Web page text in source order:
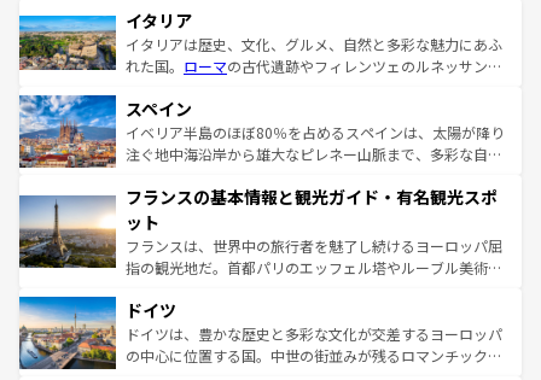
イタリア
イタリアは歴史、文化、グルメ、自然と多彩な魅力にあふ
れた国。 ローマの古代遺跡やフィレンツェのルネッサンス
ろん、トスカーナの美しい田園風景やアマルフィ海岸の絶
景など、自然景観も見逃せない。観光の合間には、本場の
ピザやパスタなど、絶品のイタリア料理を堪能することも
ませてくれるイタリアで、忘れられない旅をしてみよう！
なお、新着のイタリア情報は
しい。
スペイン
イベリア半島のほぼ80％を占めるスペインは、太陽が降り
注ぐ地中海沿岸から雄大なピレネー山脈まで、多彩な自然
文化が根付くこの国では、情熱的なフラメンコ、熱気あふ
れる闘牛、そして美味しいタパスが生活の一部となってい
る。首都マドリードの洗練された雰囲気や、バルセロナの
アートに溢れた街角から、地方では古代ローマ遺跡や中世
せる。地方によって風土や気候が異なるスペインはその個
性で訪れる人を魅了する。 なお、新着のスペイン情報は コ
ンテンツ一覧を参照してほしい。
フランスの基本情報と観光ガイド・有名観光スポ
ット
フランスは、世界中の旅行者を魅了し続けるヨーロッパ屈
指の観光地だ。首都パリのエッフェル塔やルーブル美術館
で、幅広い魅力が詰まっている。華麗な宮殿、歴史的な大
聖堂、美しいビーチ、そして豊かな自然が、訪れる者を心
から魅了する。また、フランスは美食の国としても知ら
ドイツ
ドイツは、豊かな歴史と多彩な文化が交差するヨーロッパ
の中心に位置する国。中世の街並みが残るロマンチック街